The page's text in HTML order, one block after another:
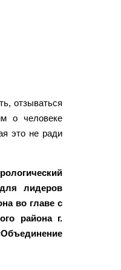
отзываться
о человеке
это не ради
лидеров
во главе с
района г.